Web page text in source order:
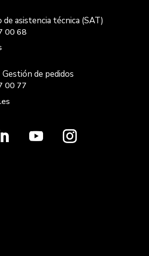
de asistencia técnica (SAT)
00 68
Gestión de pedidos
00 77